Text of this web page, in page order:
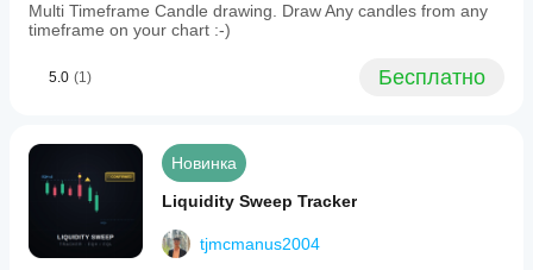
Поддерживаемые
Разворот
Касание уровня
Прорыв уровня
Multi Timeframe Candle drawing. Draw Any candles from any
timeframe on your chart :-)
5.0 (1) Бесплатно
Новинка
Liquidity Sweep Tracker
tjmcmanus2004